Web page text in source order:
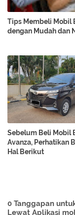
Tips Membeli Mobil
dengan Mudah dan
Sebelum Beli Mobil
Avanza, Perhatikan
Hal Berikut
0 Tanggapan
Lewat Aplikasi